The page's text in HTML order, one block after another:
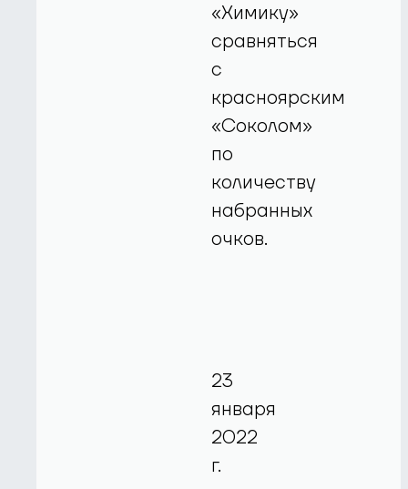
«Химику»
сравняться
с
красноярским
«Соколом»
по
количеству
набранных
очков.
23
января
2022
г.